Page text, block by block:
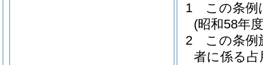
1
この条例
(昭和58年
2
この条例
者に係る